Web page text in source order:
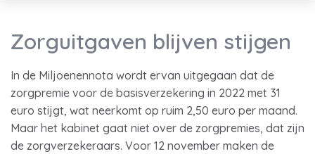
Zorguitgaven blijven stijgen
In de Miljoenennota wordt ervan uitgegaan dat de
zorgpremie voor de basisverzekering in 2022 met 31
euro stijgt, wat neerkomt op ruim 2,50 euro per maand.
Maar het kabinet gaat niet over de zorgpremies, dat zijn
de zorgverzekeraars. Voor 12 november maken de